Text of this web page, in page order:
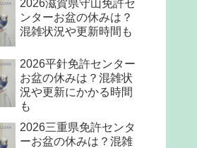
2026滋賀県守山免許セ
ンターお盆の休みは？
混雑状況や更新時間も
2026平針免許センター
お盆の休みは？混雑状
況や更新にかかる時間
も
2026三重県免許センタ
ーお盆の休みは？混雑